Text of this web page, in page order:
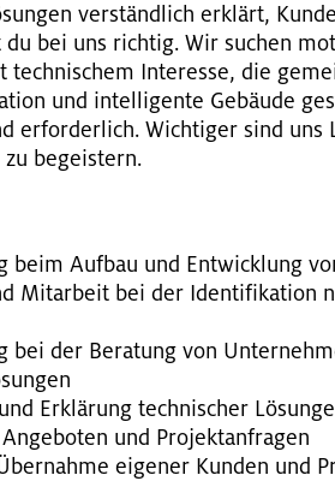
ver­ständ­lich er­klärt,
du bei uns rich­tig. Wir su­chen
tech­ni­schem In­ter­es­se, die
und in­tel­li­gen­te Ge­bäu­de
er­for­der­lich. Wich­ti­ger sind
be­geis­tern.
beim Auf­bau und Ent­wick­lung
Mit­ar­beit bei der Iden­ti­fi­ka­ti­on
bei der Be­ra­tung von
Er­klä­rung tech­ni­scher
und Pro­jekt­an­fra­gen
ei­ge­ner Kun­den und